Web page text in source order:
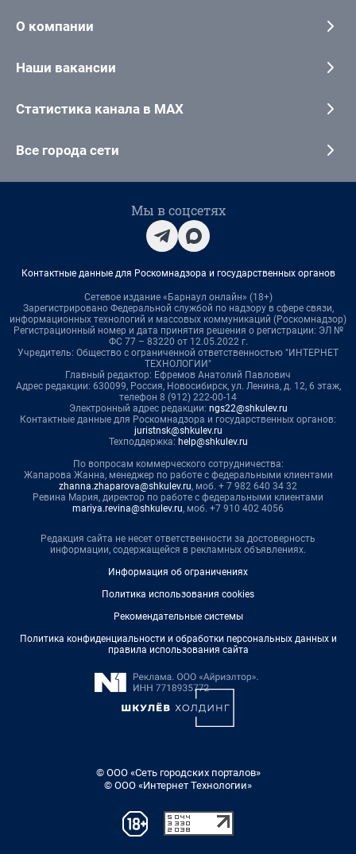
О компании
Наши вакансии
Статистика канала в MAX
Все города сети
Мы в соцсетях
Контактные данные для Роскомнадзора и государственных органов
Сетевое издание «Барнаул онлайн» (18+)
Зарегистрировано Федеральной службой по надзору в сфере связи,
информационных технологий и массовых коммуникаций (Роскомнадзор)
Регистрационный номер и дата принятия решения о регистрации: ЭЛ №
ФС 77 – 83220 от 12.05.2022 г.
Учредитель: Общество с ограниченной ответственностью "ИНТЕРНЕТ
ТЕХНОЛОГИИ"
Главный редактор: Ефремов Анатолий Павлович
Адрес редакции: 630099, Россия, Новосибирск, ул. Ленина, д. 12, 6 этаж,
телефон 8 (912) 222-00-14
Электронный адрес редакции: ngs22@shkulev.ru
Контактные данные для Роскомнадзора и государственных органов:
juristnsk@shkulev.ru
Техподдержка: help@shkulev.ru
По вопросам коммерческого сотрудничества:
Жапарова Жанна, менеджер по работе с федеральными клиентами
zhanna.zhaparova@shkulev.ru, моб. + 7 982 640 34 32
Ревина Мария, директор по работе с федеральными клиентами
mariya.revina@shkulev.ru, моб. +7 910 402 4056
Редакция сайта не несет ответственности за достоверность
информации, содержащейся в рекламных объявлениях.
Информация об ограничениях
Политика использования cookies
Рекомендательные системы
Политика конфиденциальности и обработки персональных данных и
правила использования сайта
© ООО «Сеть городских порталов»
© ООО «Интернет Технологии»